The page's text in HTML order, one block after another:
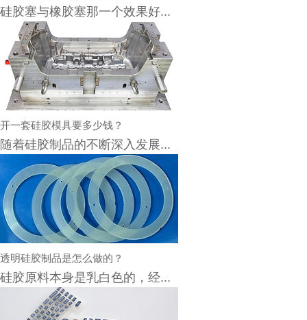
硅胶塞与橡胶塞那一个效果好...
开一套硅胶模具要多少钱？
随着硅胶制品的不断深入发展...
透明硅胶制品是怎么做的？
硅胶原料本身是乳白色的，经...